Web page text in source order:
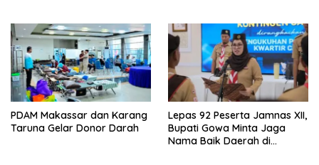
PDAM Makassar dan Karang
Taruna Gelar Donor Darah
Lepas 92 Peserta Jamnas XII,
Bupati Gowa Minta Jaga
Nama Baik Daerah di